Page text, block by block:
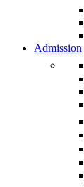
Admission